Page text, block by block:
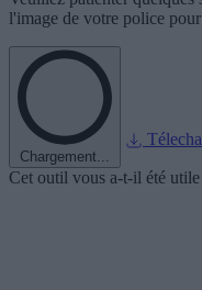
l'image de votre police
Chargement...
Cet outil vous a-t-il été utile